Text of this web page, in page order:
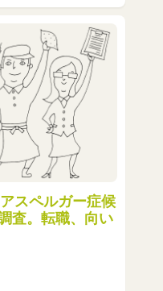
スペルガー症候
査。転職、向い